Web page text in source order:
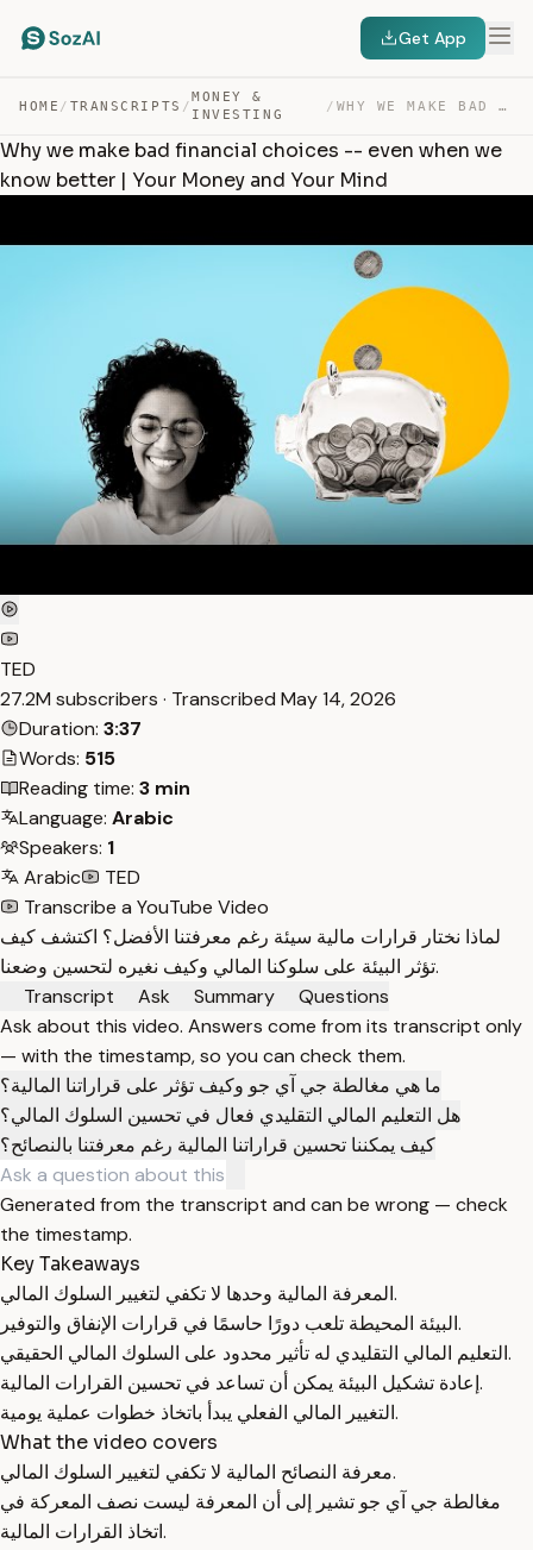
Get App
HOME / TRANSCRIPTS /
MONEY &
INVESTING
/ WHY WE MAKE BAD FINANCIAL CHOICES — EVEN WHEN WE KNOW … — TRANSCRIPT
Why we make bad financial choices -- even when we
know better | Your Money and Your Mind
TED
27.2M subscribers · Transcribed May 14, 2026
Duration: 3:37
Words: 515
Reading time: 3 min
Language: Arabic
Speakers: 1
Arabic
TED
Transcribe a YouTube Video
لماذا نختار قرارات مالية سيئة رغم معرفتنا الأفضل؟ اكتشف كيف
تؤثر البيئة على سلوكنا المالي وكيف نغيره لتحسين وضعنا.
Transcript
Ask Summary
Questions
Ask about this video. Answers come from its transcript only
— with the timestamp, so you can check them.
ما هي مغالطة جي آي جو وكيف تؤثر على قراراتنا المالية؟
هل التعليم المالي التقليدي فعال في تحسين السلوك المالي؟
كيف يمكننا تحسين قراراتنا المالية رغم معرفتنا بالنصائح؟
Generated from the transcript and can be wrong — check
the timestamp.
Key Takeaways
المعرفة المالية وحدها لا تكفي لتغيير السلوك المالي.
البيئة المحيطة تلعب دورًا حاسمًا في قرارات الإنفاق والتوفير.
التعليم المالي التقليدي له تأثير محدود على السلوك المالي الحقيقي.
إعادة تشكيل البيئة يمكن أن تساعد في تحسين القرارات المالية.
التغيير المالي الفعلي يبدأ باتخاذ خطوات عملية يومية.
What the video covers
معرفة النصائح المالية لا تكفي لتغيير السلوك المالي.
مغالطة جي آي جو تشير إلى أن المعرفة ليست نصف المعركة في
اتخاذ القرارات المالية.